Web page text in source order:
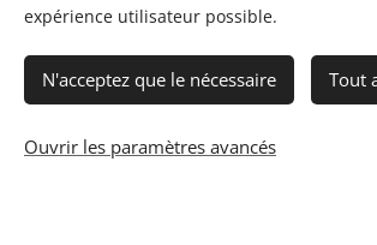
© 2020Stéphanie
N° SIRET : 450 246 764
Optimisé parWebnode
expérience utilisateur possible.
N'acceptez que le nécessaire Tout
Ouvrir les paramètres avancés